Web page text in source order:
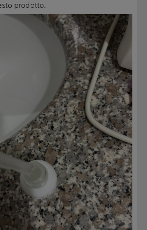
prodotto.